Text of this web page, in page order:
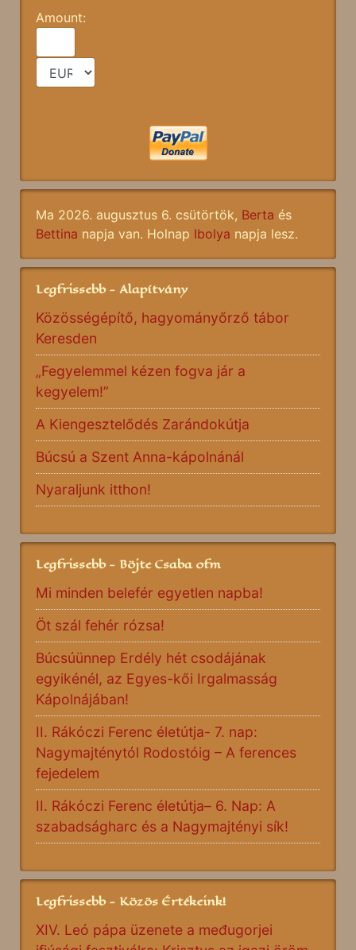
Amount:
Ma 2026. augusztus 6. csütörtök, Berta és
Bettina napja van. Holnap Ibolya napja lesz.
Legfrissebb - Alapítvány
Közösségépítő, hagyományőrző tábor
Keresden
„Fegyelemmel kézen fogva jár a
kegyelem!”
A Kiengesztelődés Zarándokútja
Búcsú a Szent Anna-kápolnánál
Nyaraljunk itthon!
Legfrissebb - Böjte Csaba ofm
Mi minden belefér egyetlen napba!
Öt szál fehér rózsa!
Búcsúünnep Erdély hét csodájának
egyikénél, az Egyes-kői Irgalmasság
Kápolnájában!
II. Rákóczi Ferenc életútja- 7. nap:
Nagymajténytól Rodostóig – A ferences
fejedelem
II. Rákóczi Ferenc életútja– 6. Nap: A
szabadságharc és a Nagymajtényi sík!
Legfrissebb - Közös Értékeink!
XIV. Leó pápa üzenete a međugorjei